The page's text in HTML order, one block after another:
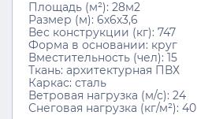
Площадь (м²): 28м2
Размер (м): 6х6х3,6
Вес конструкции (кг): 747
Форма в основании: круг
Вместительность (чел): 15
Ткань: архитектурная ПВХ
Каркас: сталь
Ветровая нагрузка (м/с): 24
Снеговая нагрузка (кг/м²): 40